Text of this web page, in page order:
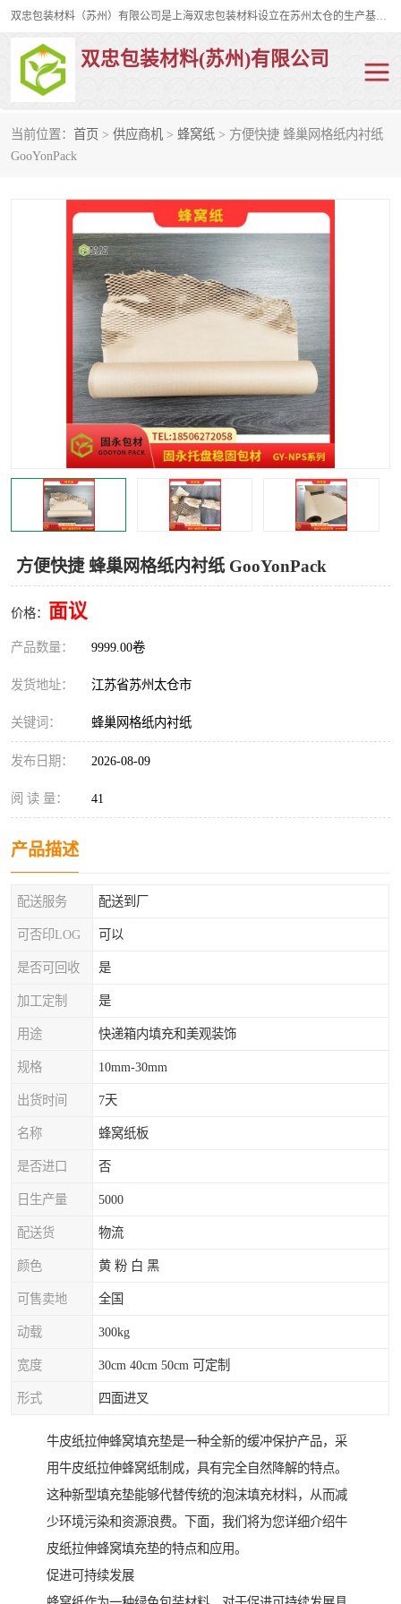
双忠包装材料（苏州）有限公司是上海双忠包装材料设立在苏州太仓的生产基地，占地约2万平米，产品主要有打孔缠绕膜，拉伸蜂窝纸，集装箱充气袋，滑托板，打包带，裹包网兜，防滑纸等箱体和托盘的运输和保护性包材。固永包材®，GooYon Pack®，是我们保护性包装材料的专属品牌。
双忠包装材料(苏州)有限公司
当前位置： 首页 > 供应商机 > 蜂窝纸 > 方便快捷 蜂巢网格纸内衬纸
GooYonPack
方便快捷 蜂巢网格纸内衬纸 GooYonPack
价格： 面议
产品数量： 9999.00卷
发货地址： 江苏省苏州太仓市
关键词： 蜂巢网格纸内衬纸
发布日期： 2026-08-09
阅 读 量： 41
产品描述
配送服务 配送到厂
可否印LOG 可以
是否可回收 是
加工定制 是
用途 快递箱内填充和美观装饰
规格 10mm-30mm
出货时间 7天
名称 蜂窝纸板
是否进口 否
日生产量 5000
配送货 物流
颜色 黄 粉 白 黑
可售卖地 全国
动载 300kg
宽度 30cm 40cm 50cm 可定制
形式 四面进叉
牛皮纸拉伸蜂窝填充垫是一种全新的缓冲保护产品，采
用牛皮纸拉伸蜂窝纸制成，具有完全自然降解的特点。
这种新型填充垫能够代替传统的泡沫填充材料，从而减
少环境污染和资源浪费。下面，我们将为您详细介绍牛
皮纸拉伸蜂窝填充垫的特点和应用。
促进可持续发展
打孔缠绕膜
裹包网兜 纤维打包带
充气袋
缠绕膜
托盘裹包网兜
托盘捆绑带